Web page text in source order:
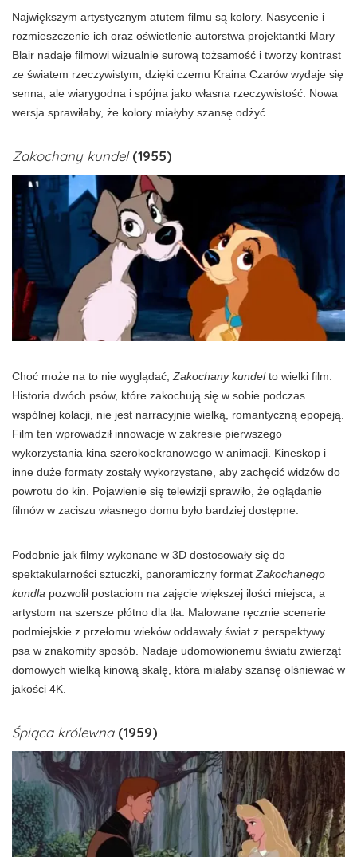
Największym artystycznym atutem filmu są kolory. Nasycenie i
rozmieszczenie ich oraz oświetlenie autorstwa projektantki Mary
Blair nadaje filmowi wizualnie surową tożsamość i tworzy kontrast
ze światem rzeczywistym, dzięki czemu Kraina Czarów wydaje się
senna, ale wiarygodna i spójna jako własna rzeczywistość. Nowa
wersja sprawiłaby, że kolory miałyby szansę odżyć.
Zakochany kundel(1955)
Choć może na to nie wyglądać,Zakochany kundelto wielki film.
Historia dwóch psów, które zakochują się w sobie podczas
wspólnej kolacji, nie jest narracyjnie wielką, romantyczną epopeją.
Film ten wprowadził innowacje w zakresie pierwszego
wykorzystania kina szerokoekranowego w animacji. Kineskop i
inne duże formaty zostały wykorzystane, aby zachęcić widzów do
powrotu do kin. Pojawienie się telewizji sprawiło, że oglądanie
filmów w zaciszu własnego domu było bardziej dostępne.
Podobnie jak filmy wykonane w 3D dostosowały się do
spektakularności sztuczki, panoramiczny formatZakochanego
kundla pozwolił postaciom na zajęcie większej ilości miejsca, a
artystom na szersze płótno dla tła. Malowane ręcznie scenerie
podmiejskie z przełomu wieków oddawały świat z perspektywy
psa w znakomity sposób. Nadaje udomowionemu światu zwierząt
domowych wielką kinową skalę, która miałaby szansę olśniewać w
jakości 4K.
Śpiąca królewna(1959)